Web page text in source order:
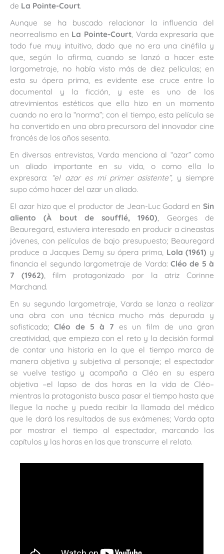
de La Pointe-Court.
Aunque se ha buscado relacionar la influencia del
neorrealismo en La Pointe-Court, Varda expresaría que
todo fue muy intuitivo, dado que no era una cinéfila y
que, según lo afirma, cuando se lanzó a hacer este
largometraje, no había visto más de diez películas; en
esta su ópera prima, es evidente ese cruce entre lo
documental y la ficción, y este es uno de los
atrevimientos estéticos que ella hizo en un momento
cuando no era la “norma”; con el tiempo, esta película se
ha convertido en una obra precursora del innovador cine
francés de los años sesenta.
En diversas entrevistas, Varda menciona al “azar” como
un aliado importante en su vida, o como ella lo
expresara: “el azar es mi primer asistente”, y siempre
supo cómo hacer del azar un aliado.
El azar hizo que el productor de Jean-Luc Godard en Sin
aliento (À bout de soufflé, 1960) , Georges de
Beauregard, estuviera interesado en producir a cineastas
jóvenes, con películas de bajo presupuesto; Beauregard
produce a Jacques Demy su ópera prima, Lola (1961) y
financia el segundo largometraje de Varda: Cléo de 5 à
7
(1962) , film protagonizado por la atriz Corinne
Marchand.
En su segundo largometraje, Varda se lanza a realizar
una obra con una técnica mucho más depurada y
sofisticada; Cléo de 5 à 7 es un film de una gran
creatividad, que empieza con el reto y la decisión formal
de contar una historia en la que el tiempo marca de
manera objetiva y subjetiva al personaje; el espectador
se vuelve testigo y acompaña a Cléo en su espera
objetiva –el lapso de dos horas en la vida de Cléo–
mientras la protagonista busca pasar el tiempo hasta que
llegue la noche y pueda recibir la llamada del médico
que le dará los resultados de sus exámenes; Varda opta
por mostrar el tiempo al espectador, marcando los
capítulos y las horas en las que transcurre el relato.